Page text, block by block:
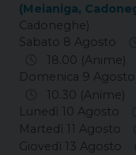
(Meianiga,
Cadoneghe)
Sabato 8 Agosto
18.00 (Anime)
Domenica 9 Agosto
10.30 (Anime)
Lunedì 10 Agosto
Martedì 11 Agosto
Giovedì 13 Agosto